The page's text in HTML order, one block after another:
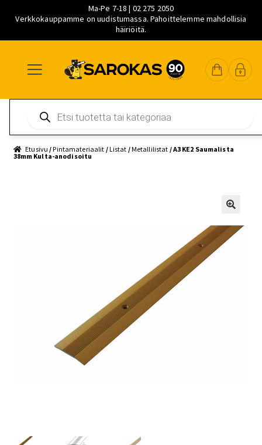
Ma-Pe 7-18 | 02 275 2050
Verkkokauppamme on uudistumassa. Pahoittelemme mahdollisia
häiriöitä.
navigointiin
sisältöön
pääsisältöön
search
Etusivu /Pintamateriaalit /Listat /Metallilistat / A3 KE2 Saumalista
38mm Kulta-anodisoitu